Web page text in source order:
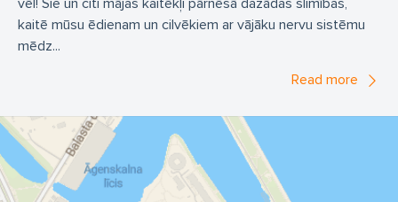
kaitē mūsu ēdienam un cilvēkiem ar vājāku nervu sistēmu
mēdz...
Read more